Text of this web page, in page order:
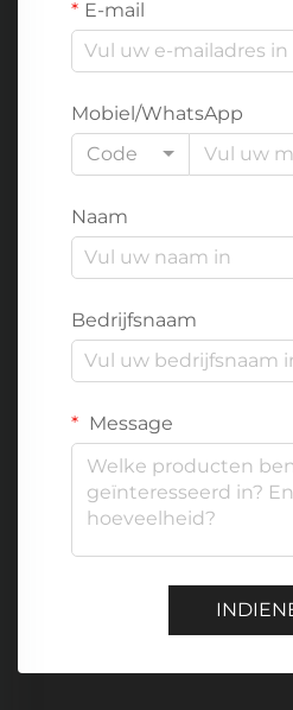
E-mail
Mobiel/WhatsApp
Code
Naam
Bedrijfsnaam
Message